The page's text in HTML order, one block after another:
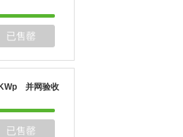
已售罄
并网验收
已售罄